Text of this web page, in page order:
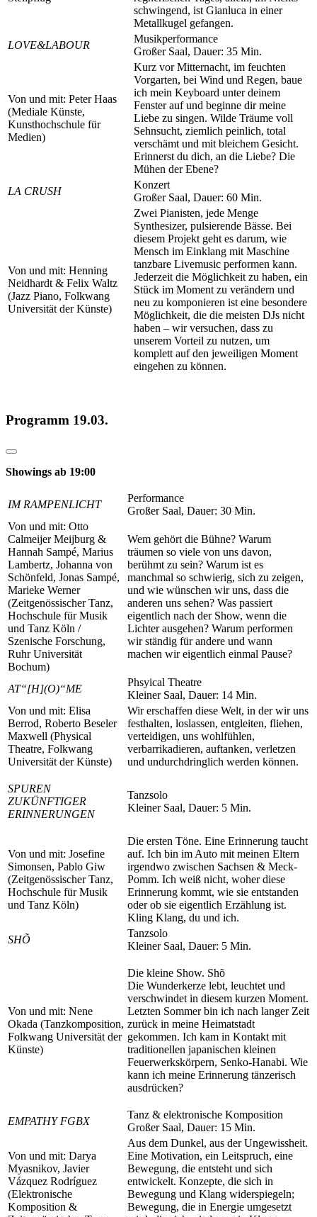
schwingend, ist Gianluca in einer
Metallkugel gefangen.
LOVE&LABOUR
Musikperformance
Großer Saal, Dauer: 35 Min.
Von und mit: Peter Haas
(Mediale Künste,
Kunsthochschule für
Medien)
Kurz vor Mitternacht, im feuchten
Vorgarten, bei Wind und Regen, baue
ich mein Keyboard unter deinem
Fenster auf und beginne dir meine
Liebe zu singen. Wilde Träume voll
Sehnsucht, ziemlich peinlich, total
verschämt und mit bleichem Gesicht.
Erinnerst du dich, an die Liebe? Die
Mühen der Ebene?
LA CRUSH
Konzert
Großer Saal, Dauer: 60 Min.
Von und mit: Henning
Neidhardt & Felix Waltz
(Jazz Piano, Folkwang
Universität der Künste)
Zwei Pianisten, jede Menge
Synthesizer, pulsierende Bässe. Bei
diesem Projekt geht es darum, wie
Mensch im Einklang mit Maschine
tanzbare Livemusic performen kann.
Jederzeit die Möglichkeit zu haben, ein
Stück im Moment zu verändern und
neu zu komponieren ist eine besondere
Möglichkeit, die die meisten DJs nicht
haben – wir versuchen, dass zu
unserem Vorteil zu nutzen, um
komplett auf den jeweiligen Moment
eingehen zu können.
Programm 19.03.
Showings ab 19:00
IM RAMPENLICHT
Performance
Großer Saal, Dauer: 30 Min.
Von und mit: Otto
Calmeijer Meijburg &
Hannah Sampé, Marius
Lambertz, Johanna von
Schönfeld, Jonas Sampé,
Marieke Werner
(Zeitgenössischer Tanz,
Hochschule für Musik
und Tanz Köln /
Szenische Forschung,
Ruhr Universität
Bochum)
Wem gehört die Bühne? Warum
träumen so viele von uns davon,
berühmt zu sein? Warum ist es
manchmal so schwierig, sich zu zeigen,
und wie wünschen wir uns, dass die
anderen uns sehen? Was passiert
eigentlich nach der Show, wenn die
Lichter ausgehen? Warum performen
wir ständig für andere und wann
machen wir eigentlich einmal Pause?
AT“[H](O)“ME
Phsyical Theatre
Kleiner Saal, Dauer: 14 Min.
Von und mit: Elisa
Berrod, Roberto Beseler
Maxwell (Physical
Theatre, Folkwang
Universität der Künste)
Wir erschaffen diese Welt, in der wir uns
festhalten, loslassen, entgleiten, fliehen,
verteidigen, uns wohlfühlen,
verbarrikadieren, auftanken, verletzen
und undurchdringlich werden können.
SPUREN
ZUKÜNFTIGER
ERINNERUNGEN
Tanzsolo
Kleiner Saal, Dauer: 5 Min.
Von und mit: Josefine
Simonsen, Pablo Giw
(Zeitgenössischer Tanz,
Hochschule für Musik
und Tanz Köln)
Die ersten Töne. Eine Erinnerung taucht
auf. Ich bin im Auto mit meinen Eltern
irgendwo zwischen Sachsen & Meck-
Pomm. Ich weiß nicht, woher diese
Erinnerung kommt, wie sie entstanden
oder ob sie eigentlich Erzählung ist.
Kling Klang, du und ich.
SHÕ
Tanzsolo
Kleiner Saal, Dauer: 5 Min.
Von und mit: Nene
Okada (Tanzkomposition,
Folkwang Universität der
Künste)
Die kleine Show. Shõ
Die Wunderkerze lebt, leuchtet und
verschwindet in diesem kurzen Moment.
Letzten Sommer bin ich nach langer Zeit
zurück in meine Heimatstadt
gekommen. Ich kam in Kontakt mit
traditionellen japanischen kleinen
Feuerwerkskörpern, Senko-Hanabi. Wie
kann ich meine Erinnerung tänzerisch
ausdrücken?
EMPATHY FGBX
Tanz & elektronische Komposition
Großer Saal, Dauer: 15 Min.
Von und mit: Darya
Myasnikov, Javier
Vázquez Rodríguez
(Elektronische
Komposition &
Aus dem Dunkel, aus der Ungewissheit.
Eine Motivation, ein Leitspruch, eine
Bewegung, die entsteht und sich
entwickelt. Konzepte, die sich in
Bewegung und Klang widerspiegeln;
Bewegung, die in Energie umgesetzt